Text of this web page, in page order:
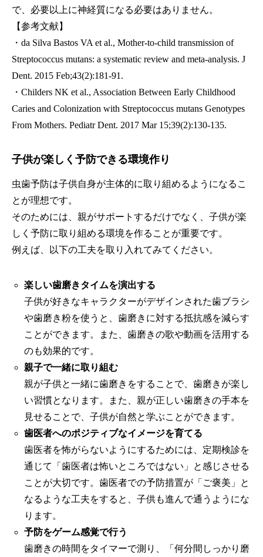
で、必要以上に神経質になる必要はありません。
【参考文献】
・da Silva Bastos VA et al., Mother-to-child transmission of
Streptococcus mutans: a systematic review and meta-analysis. J
Dent. 2015 Feb;43(2):181-91.
・Childers NK et al., Association Between Early Childhood
Caries and Colonization with Streptococcus mutans Genotypes
From Mothers. Pediatr Dent. 2017 Mar 15;39(2):130-135.
子供が楽しく予防できる環境作り
虫歯予防は子供自身が主体的に取り組めるようになるこ
とが理想です。
そのためには、親がサポートするだけでなく、子供が楽
しく予防に取り組める環境を作ることが重要です。
例えば、以下の工夫を取り入れてみてください。
楽しい歯磨きタイムを演出する
子供が好きなキャラクターがデザインされた歯ブラシ
や歯磨き粉を使うと、歯磨きに対する抵抗感を減らす
ことができます。また、歯磨きの歌や動画を活用する
のも効果的です。
親子で一緒に取り組む
親が子供と一緒に歯磨きをすることで、歯磨きが楽し
い習慣となります。また、親が正しい歯磨きの手本を
見せることで、子供が自然と学ぶことができます。
歯医者へのポジティブなイメージを育てる
歯医者を怖がらないようにするためには、定期検診を
通じて「歯医者は怖いところではない」と感じさせる
ことが大切です。歯医者での予防措置が「ご褒美」と
なるような工夫をすると、子供も進んで通うようにな
ります。
予防をゲーム感覚で行う
歯磨きの時間をタイマーで測り、「何分間しっかり磨